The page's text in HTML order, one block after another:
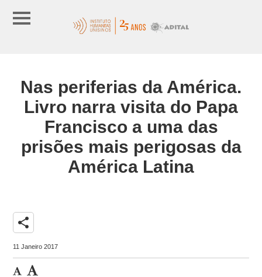
Nas periferias da América.
Livro narra visita do Papa
Francisco a uma das
prisões mais perigosas da
América Latina
share
11 Janeiro 2017